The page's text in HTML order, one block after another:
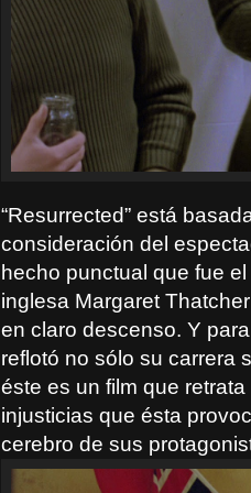
“Resurrected” está
consideración del
hecho punctual que fue
inglesa Margaret
en claro descenso. Y
reflotó no sólo su carrera
éste es un film que
injusticias que ésta
cerebro de sus